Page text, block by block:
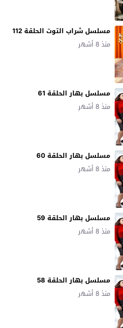
مسلسل شراب التوت الحلقة 112
منذ 8 أشهر
مسلسل بهار الحلقة 61
منذ 8 أشهر
مسلسل بهار الحلقة 60
منذ 8 أشهر
مسلسل بهار الحلقة 59
منذ 8 أشهر
مسلسل بهار الحلقة 58
منذ 8 أشهر